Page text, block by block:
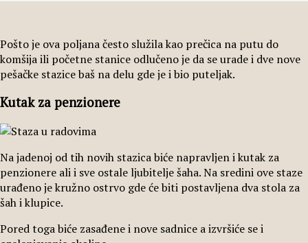
Pošto je ova poljana često služila kao prečica na putu do
komšija ili početne stanice odlučeno je da se urade i dve nove
pešačke stazice baš na delu gde je i bio puteljak.
Kutak za penzionere
Na jadenoj od tih novih stazica biće napravljen i kutak za
penzionere ali i sve ostale ljubitelje šaha. Na sredini ove staze
urađeno je kružno ostrvo gde će biti postavljena dva stola za
šah i klupice.
Pored toga biće zasađene i nove sadnice a izvršiće se i